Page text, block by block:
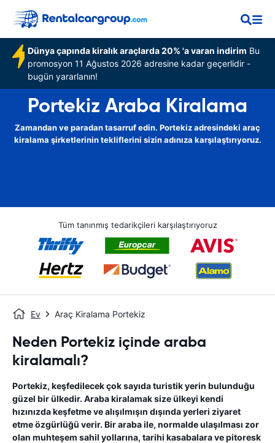
Dünya çapında kiralık araçlarda 20% 'a varan indirim Bu
promosyon 11 Ağustos 2026 adresine kadar geçerlidir -
bugün yararlanın!
Portekiz Araba Kiralama
Zamandan ve paradan tasarruf edin. Portekiz adresindeki araç
kiralama şirketlerinin tekliflerini sizin adınıza karşılaştırıyoruz.
Tüm tanınmış tedarikçileri karşılaştırıyoruz
Ev Araç Kiralama Portekiz
Neden Portekiz içinde araba
kiralamalı?
Portekiz, keşfedilecek çok sayıda turistik yerin bulunduğu
güzel bir ülkedir. Araba kiralamak size ülkeyi kendi
hızınızda keşfetme ve alışılmışın dışında yerleri ziyaret
etme özgürlüğü verir. Bir araba ile, normalde ulaşılması zor
olan muhteşem sahil yollarına, tarihi kasabalara ve pitoresk